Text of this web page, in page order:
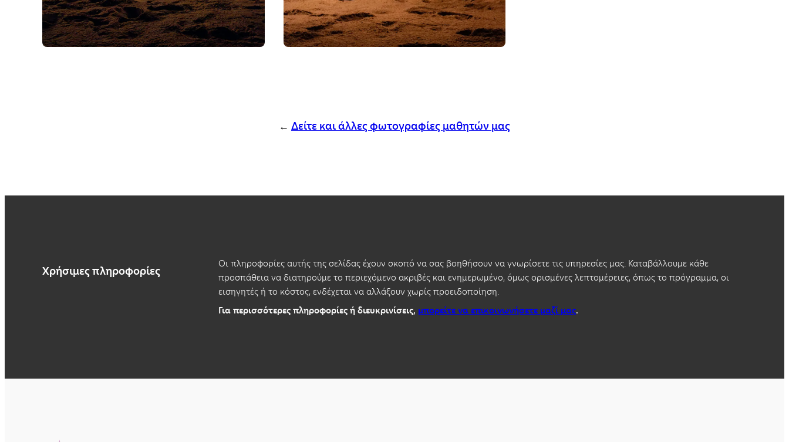
← Δείτε και άλλες φωτογραφίες μαθητών μας
Χρήσιμες πληροφορίες
Οι πληροφορίες αυτής της σελίδας έχουν σκοπό να σας βοηθήσουν να γνωρίσετε τις υπηρεσίες μας. Καταβάλλουμε κάθε
προσπάθεια να διατηρούμε το περιεχόμενο ακριβές και ενημερωμένο, όμως ορισμένες λεπτομέρειες, όπως το πρόγραμμα, οι
εισηγητές ή το κόστος, ενδέχεται να αλλάξουν χωρίς προειδοποίηση.
Για περισσότερες πληροφορίες ή διευκρινίσεις, μπορείτε να επικοινωνήσετε μαζί μας.